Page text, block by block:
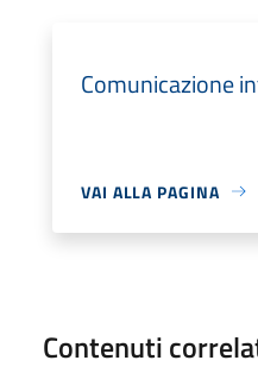
Comunicazione
VAI ALLA PAGINA
Contenuti